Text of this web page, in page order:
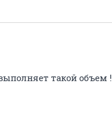
такой объем !